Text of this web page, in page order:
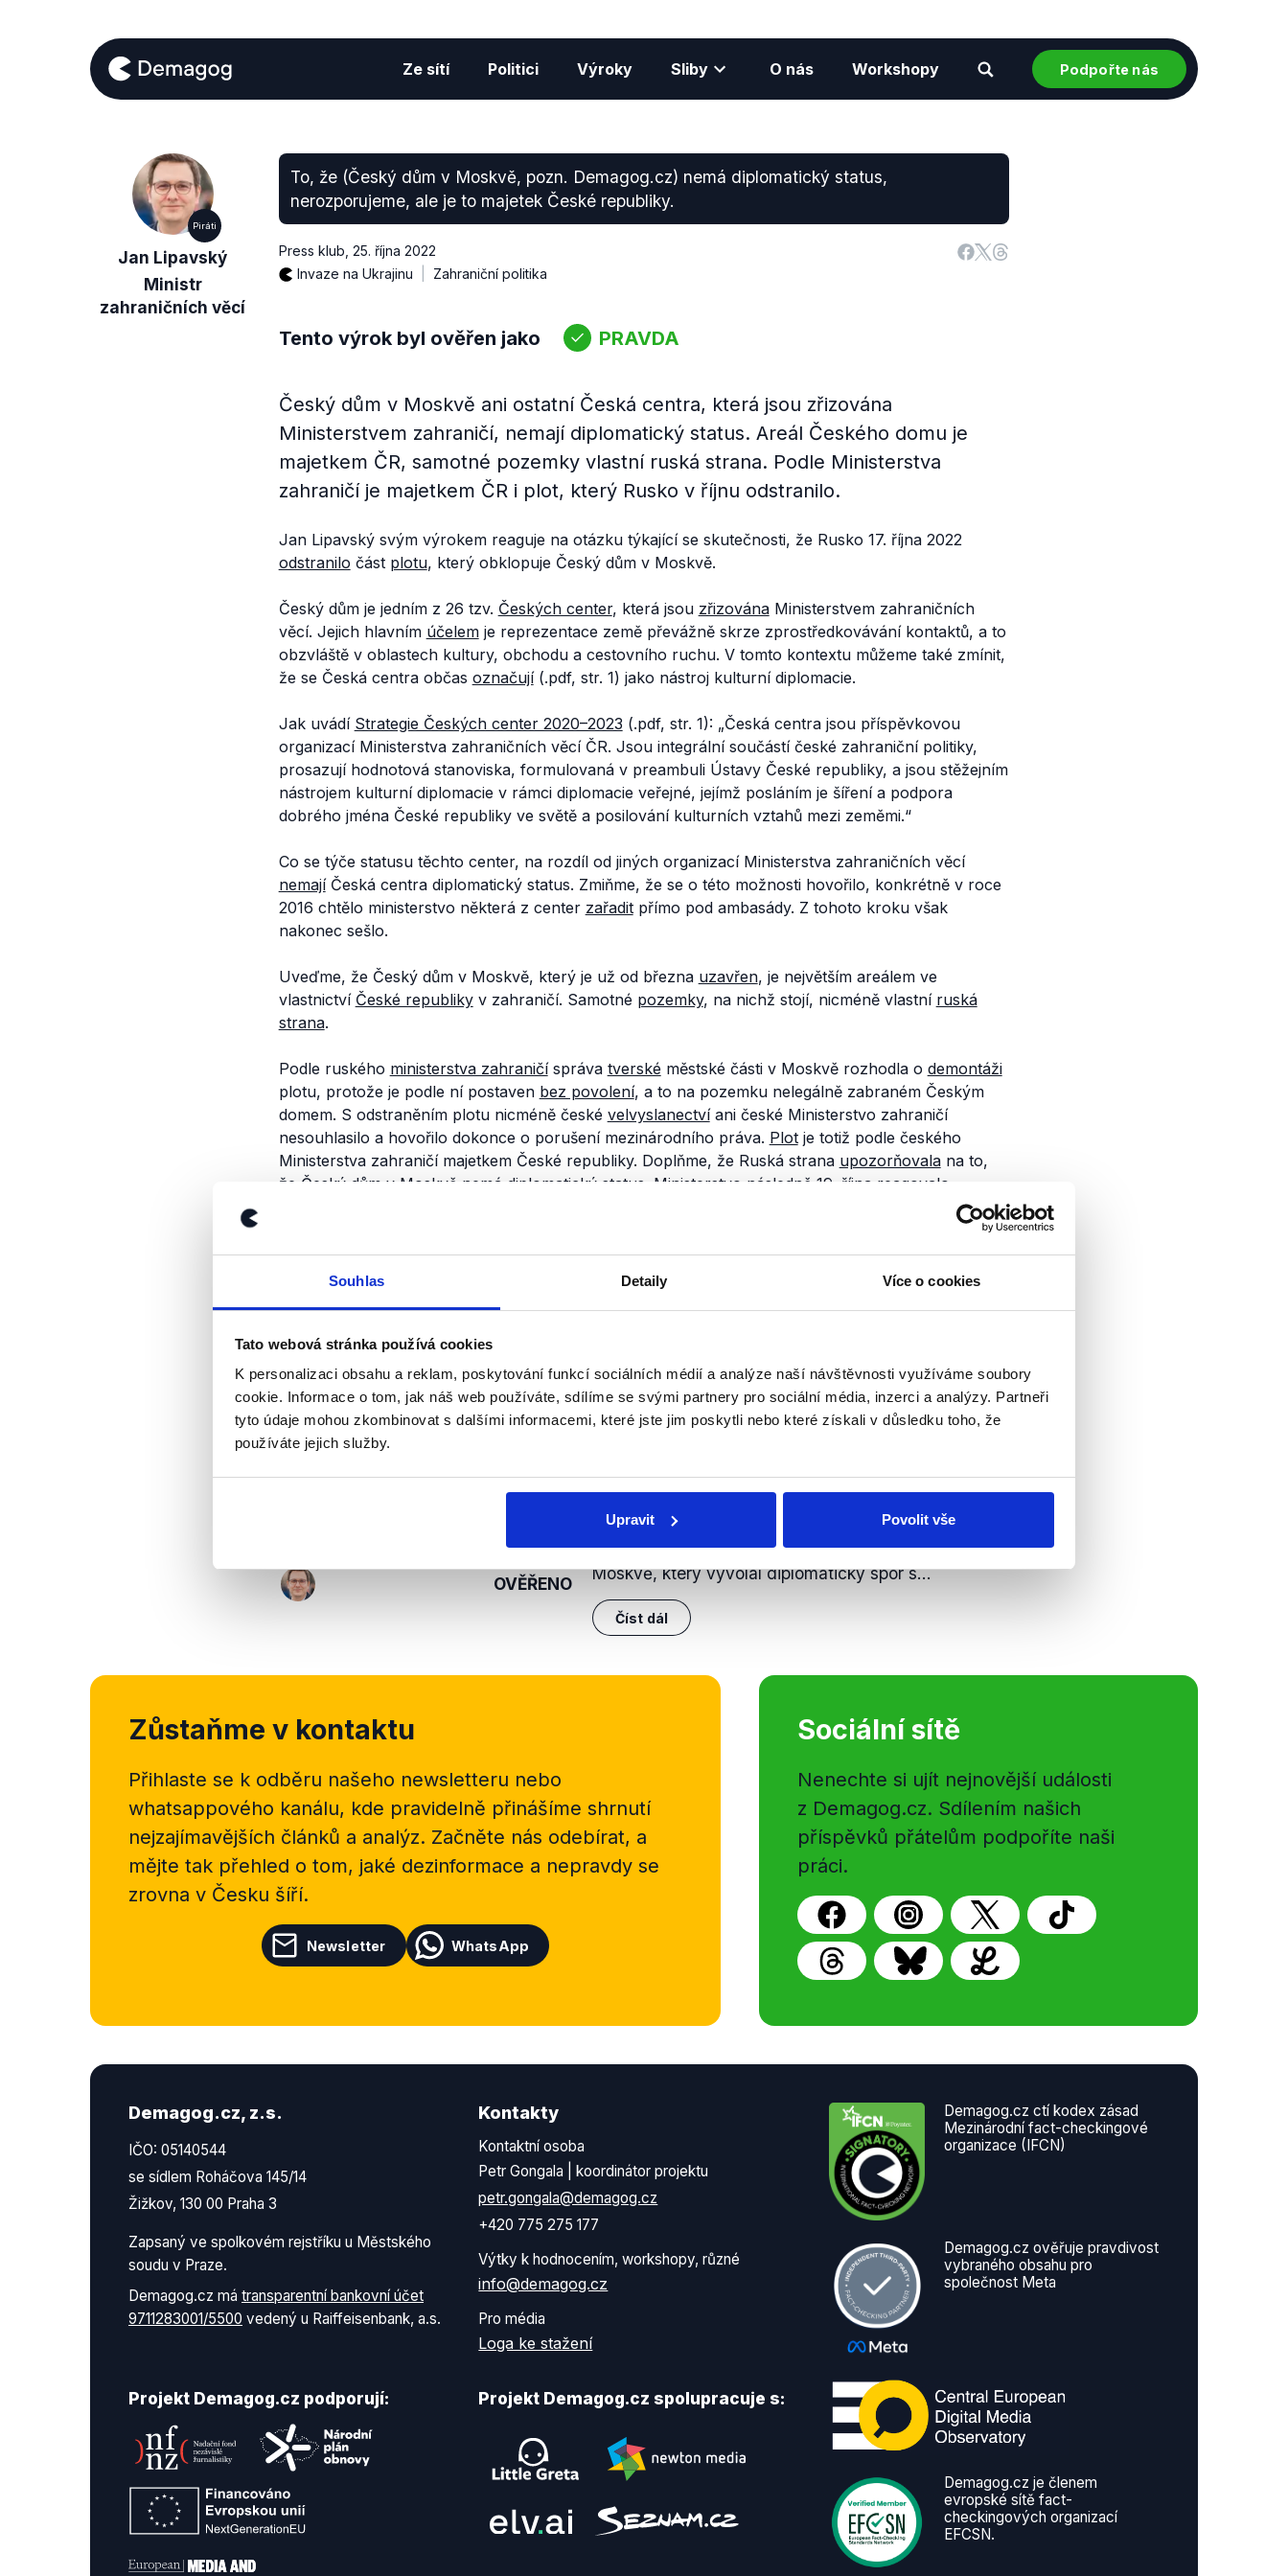
Souhlas Detaily Více o cookies
Tato webová stránka používá cookies
K personalizaci obsahu a reklam, poskytování funkcí sociálních médií a analýze naší návštěvnosti využíváme soubory
cookie. Informace o tom, jak náš web používáte, sdílíme se svými partnery pro sociální média, inzerci a analýzy. Partneři
tyto údaje mohou zkombinovat s dalšími informacemi, které jste jim poskytli nebo které získali v důsledku toho, že
používáte jejich služby.
Upravit Povolit vše
Ze sítí Politici Výroky Sliby O nás Workshopy Podpořte nás
Piráti
Jan Lipavský
Ministr
zahraničních věcí
To, že (Český dům v Moskvě, pozn. Demagog.cz) nemá diplomatický status,
nerozporujeme, ale je to majetek České republiky.
Press klub 25. října 2022
Invaze na Ukrajinu
Zahraniční politika
Tento výrok byl ověřen jako PRAVDA
Český dům v Moskvě ani ostatní Česká centra, která jsou zřizována
Ministerstvem zahraničí, nemají diplomatický status. Areál Českého domu je
majetkem ČR, samotné pozemky vlastní ruská strana. Podle Ministerstva
zahraničí je majetkem ČR i plot, který Rusko v říjnu odstranilo.
Jan Lipavský svým výrokem reaguje na otázku týkající se skutečnosti, že Rusko 17. října 2022
odstranilo část plotu, který obklopuje Český dům v Moskvě.
Český dům je jedním z 26 tzv. Českých center, která jsou zřizovánaMinisterstvem zahraničních
věcí. Jejich hlavním účelemje reprezentace země převážně skrze zprostředkovávání kontaktů, a to
obzvláště v oblastech kultury, obchodu a cestovního ruchu. V tomto kontextu můžeme také zmínit,
že se Česká centra občas označují(.pdf, str. 1) jako nástroj kulturní diplomacie.
Jak uvádí Strategie Českých center 2020–2023 (.pdf, str. 1): „Česká centra jsou příspěvkovou
organizací Ministerstva zahraničních věcí ČR. Jsou integrální součástí české zahraniční politiky,
prosazují hodnotová stanoviska, formulovaná v preambuli Ústavy České republiky, a jsou stěžejním
nástrojem kulturní diplomacie v rámci diplomacie veřejné, jejímž posláním je šíření a podpora
dobrého jména České republiky ve světě a posilování kulturních vztahů mezi zeměmi.“
Co se týče statusu těchto center, na rozdíl od jiných organizací Ministerstva zahraničních věcí
nemajíČeská centra diplomatický status. Zmiňme, že se o této možnosti hovořilo, konkrétně v roce
2016 chtělo ministerstvo některá z center zařaditpřímo pod ambasády. Z tohoto kroku však
nakonec sešlo.
Uveďme, že Český dům v Moskvě, který je už od března uzavřen, je největším areálem ve
vlastnictví České republikyv zahraničí. Samotné pozemky, na nichž stojí, nicméně vlastní ruská
strana.
Podle ruského ministerstva zahraničíspráva tverské městské části v Moskvě rozhodla o demontáži
plotu, protože je podle ní postaven bez povolení, a to na pozemku nelegálně zabraném Českým
domem. S odstraněním plotu nicméně české velvyslanectvíani české Ministerstvo zahraničí
nesouhlasilo a hovořilo dokonce o porušení mezinárodního práva. Plotje totiž podle českého
Ministerstva zahraničí majetkem České republiky. Doplňme, že Ruská strana upozorňovalana to,
že Český dům v Moskvě nemá diplomatický status. Ministerstvo následně 19. října reagovalo
Česká centra, včetně Českého domu v Moskvě, tedy skutečně nemají diplomatický status.
Pozemky, na kterých budova stojí, sice vlastní Rusko, samotný Český dům je však majetkem České
Výrok jsme zmínili
OVĚŘENO
Český majetek v Moskvě, ruský
2. listopadu 2022
Ministr zahraničí Jan Lipavský v rozhovoru na
Frekvenci 1 mluvil o útocích Ruska na ukrajinskou
infrastrukturu, řeč ale byla také o kusu plotu v
Moskvě, který vyvolal diplomatický spor s...
Číst dál
Zůstaňme v kontaktu
Přihlaste se k odběru našeho newsletteru nebo
whatsappového kanálu, kde pravidelně přinášíme shrnutí
nejzajímavějších článků a analýz. Začněte nás odebírat, a
mějte tak přehled o tom, jaké dezinformace a nepravdy se
zrovna v Česku šíří.
Newsletter WhatsApp
Sociální sítě
Nenechte si ujít nejnovější události
z Demagog.cz. Sdílením našich
příspěvků přátelům podpoříte naši
práci.
Demagog.cz, z.s.
IČO: 05140544
se sídlem Roháčova 145/14
Žižkov, 130 00 Praha 3
Zapsaný ve spolkovém rejstříku u Městského
soudu v Praze.
Demagog.cz má transparentní bankovní účet
9711283001/5500 vedený u Raiffeisenbank, a.s.
Kontakty
Kontaktní osoba
Petr Gongala | koordinátor projektu
petr.gongala@demagog.cz
+420 775 275 177
Výtky k hodnocením, workshopy, různé
info@demagog.cz
Pro média
Loga ke stažení
Projekt Demagog.cz podporují: Projekt Demagog.cz spolupracuje s:
Demagog.cz ctí kodex zásad
Mezinárodní fact-checkingové
organizace (IFCN)
Demagog.cz ověřuje pravdivost
vybraného obsahu pro
společnost Meta
Demagog.cz je členem
evropské sítě fact-
checkingových organizací
EFCSN.